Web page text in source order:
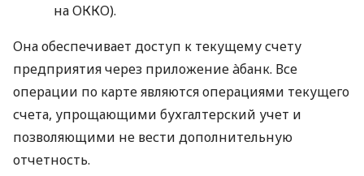
на ОККО).
Она обеспечивает доступ к текущему счету
предприятия через приложение àбанк. Все
операции по карте являются операциями текущего
счета, упрощающими бухгалтерский учет и
позволяющими не вести дополнительную
отчетность.